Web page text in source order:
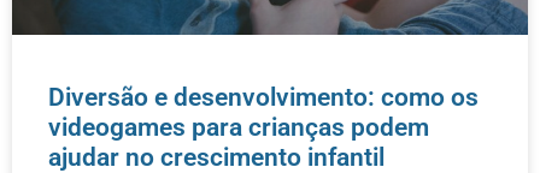
Diversão e desenvolvimento: como os
videogames para crianças podem
ajudar no crescimento infantil